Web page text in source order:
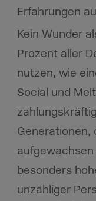
Erfahrungen
Kein Wunder
Prozent aller
nutzen, wie
Social und
Generationen,
besonders
unzähliger